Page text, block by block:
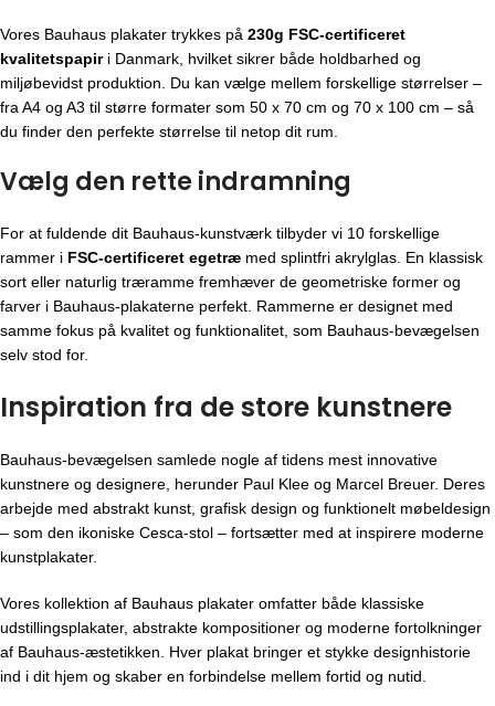
Vores Bauhaus plakater trykkes på 230g FSC-certificeret
kvalitetspapiri Danmark, hvilket sikrer både holdbarhed og
miljøbevidst produktion. Du kan vælge mellem forskellige størrelser –
fra A4 og A3 til større formater som 50 x 70 cm og 70 x 100 cm – så
du finder den perfekte størrelse til netop dit rum.
Vælg den rette indramning
For at fuldende dit Bauhaus-kunstværk tilbyder vi 10 forskellige
rammer i FSC-certificeret egetræ med splintfri akrylglas. En klassisk
sort eller naturlig træramme fremhæver de geometriske former og
farver i Bauhaus-plakaterne perfekt. Rammerne er designet med
samme fokus på kvalitet og funktionalitet, som Bauhaus-bevægelsen
selv stod for.
Inspiration fra de store kunstnere
Bauhaus-bevægelsen samlede nogle af tidens mest innovative
kunstnere og designere, herunder Paul Klee og Marcel Breuer. Deres
arbejde med abstrakt kunst, grafisk design og funktionelt møbeldesign
– som den ikoniske Cesca-stol – fortsætter med at inspirere moderne
kunstplakater.
Vores kollektion af Bauhaus plakater omfatter både klassiske
udstillingsplakater, abstrakte kompositioner og moderne fortolkninger
af Bauhaus-æstetikken. Hver plakat bringer et stykke designhistorie
ind i dit hjem og skaber en forbindelse mellem fortid og nutid.